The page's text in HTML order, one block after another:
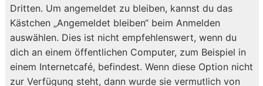
Dritten. Um angemeldet zu bleiben, kannst du das
Kästchen „Angemeldet bleiben“ beim Anmelden
auswählen. Dies ist nicht empfehlenswert, wenn du
dich an einem öffentlichen Computer, zum Beispiel in
einem Internetcafé, befindest. Wenn diese Option nicht
zur Verfügung steht, dann wurde sie vermutlich von